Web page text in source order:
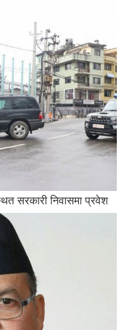
सरकारी निवासमा प्रवेश